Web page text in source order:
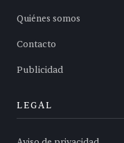
Quiénes somos
Contacto
Publicidad
LEGAL